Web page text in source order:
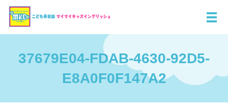
メ
37679E04-FDAB-4630-92D5-
E8A0F0F147A2